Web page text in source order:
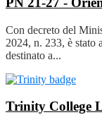
Con decreto del
2024, n. 233, è stato
destinato a...
Trinity College